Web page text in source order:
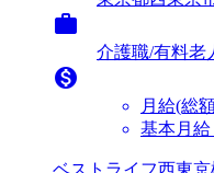

介護職/有料老

月給(総
基本月給
ベストライフ西東